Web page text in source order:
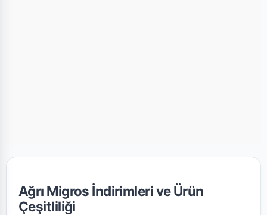
Ağrı Migros İndirimleri ve Ürün
Çeşitliliği